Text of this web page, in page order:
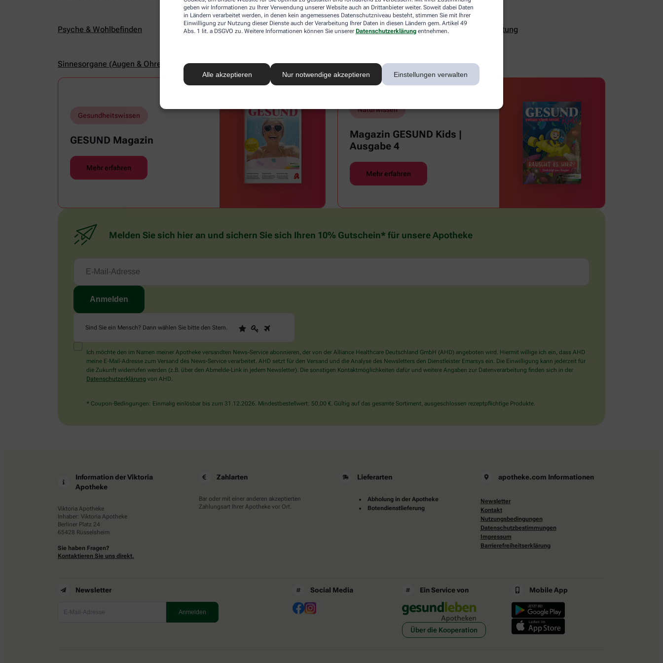
geben wir Informationen zu Ihrer Verwendung unserer Website auch an Drittanbieter weiter. Soweit dabei Daten
in Ländern verarbeitet werden, in denen kein angemessenes Datenschutzniveau besteht, stimmen Sie mit Ihrer
Einwilligung zur Nutzung dieser Dienste auch der Verarbeitung Ihrer Daten in diesen Ländern gem. Artikel 49
Abs. 1 lit. a DSGVO zu. Weitere Informationen können Sie unserer Datenschutzerklärung entnehmen.
Alle akzeptieren Nur notwendige akzeptieren Einstellungen verwalten
Psyche & Wohlbefinden Reisemedizin & Impfungen Sexualität und Verhütung
Sinnesorgane (Augen & Ohren) Zähne und Mundgesundheit
Gesundheitswissen
GESUND Magazin
Mehr erfahren
Naturwissen
Magazin GESUND Kids |
Ausgabe 4
Mehr erfahren
Melden Sie sich hier an und sichern Sie sich Ihren 10% Gutschein* für unsere Apotheke
Sind Sie ein Mensch? Dann wählen Sie bitte den Stern
Sind
Sie
Mensch?
Dann
wählen
Stern.
1 2
Ich möchte den im Namen meiner Apotheke versandten News-Service abonnieren, der von der Alliance Healthcare Deutschland GmbH (AHD) angeboten wird. Hiermit willige ich ein, dass AHD
meine E-Mail-Adresse zum Versand des News-Service verarbeitet. AHD setzt für den Versand und die Analyse des Newsletters den Dienstleister Emarsys ein. Die Einwilligung kann jederzeit für
die Zukunft widerrufen werden (z.B. über den Abmelde-Link in jedem Newsletter). Die sonstigen Kontaktmöglichkeiten dafür und weitere Angaben zur Datenverarbeitung finden sich in der
Datenschutzerklärung von AHD.
* Coupon-Bedingungen: Einmalig einlösbar bis zum 31.12.2026. Mindestbestellwert: 50,00 €. Gültig auf das gesamte Sortiment, ausgeschlossen rezeptpflichtige Produkte.
Information der Viktoria
Apotheke
Viktoria Apotheke
Inhaber: Viktoria Apotheke
Berliner Platz 24
65428 Rüsselsheim
Sie haben Fragen?
Kontaktieren Sie uns direkt.
Zahlarten
Bar oder mit einer anderen akzeptierten
Zahlungsart Ihrer Apotheke vor Ort.
Lieferarten
Abholung in der Apotheke
Botendienstlieferung
apotheke.com Informationen
Newsletter
Kontakt
Nutzungsbedingungen
Datenschutzbestimmungen
Impressum
Barrierefreiheitserklärung
Newsletter Social Media Ein Service von
Über die Kooperation
Mobile App